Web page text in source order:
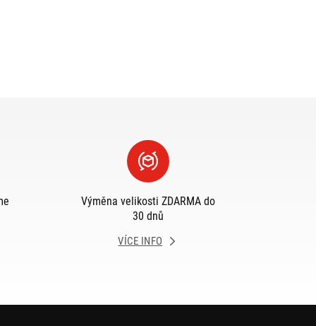
Výměna velikosti ZDARMA do
30 dnů
VÍCE INFO